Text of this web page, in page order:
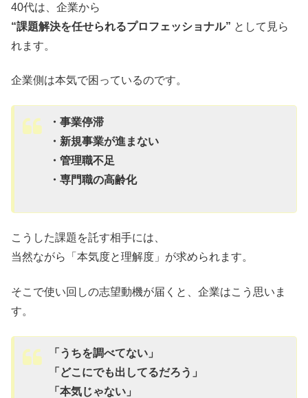
40代は、企業から
“課題解決を任せられるプロフェッショナル” として見ら
れます。
企業側は本気で困っているのです。
・事業停滞
・新規事業が進まない
・管理職不足
・専門職の高齢化
こうした課題を託す相手には、
当然ながら「本気度と理解度」が求められます。
そこで使い回しの志望動機が届くと、企業はこう思いま
す。
「うちを調べてない」
「どこにでも出してるだろう」
「本気じゃない」